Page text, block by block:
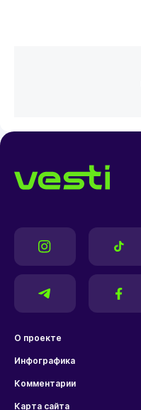
О проекте
Инфографика
Комментарии
Карта сайта